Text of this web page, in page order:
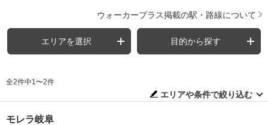
ウォーカープラス掲載の駅・路線について
エリアを選択 目的から探す
全2件中1〜2件
エリアや条件で絞り込む
モレラ岐阜